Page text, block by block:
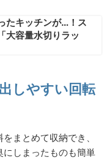
たキッチンが…！ス
大容量水切りラッ
しやすい回転
まとめて収納でき、
しまったものも簡単